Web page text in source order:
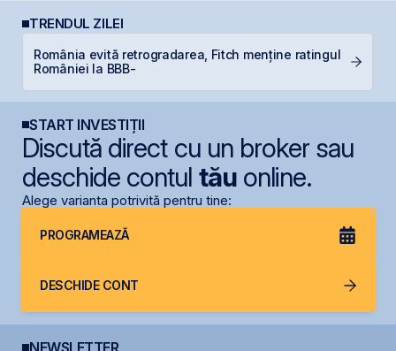
TRENDUL ZILEI
România evită retrogradarea, Fitch menține ratingul
României la BBB-
START INVESTIȚII
Discută direct cu un broker sau
deschide contul tăuonline.
Alege varianta potrivită pentru tine:
PROGRAMEAZĂ
DESCHIDE CONT
NEWSLETTER